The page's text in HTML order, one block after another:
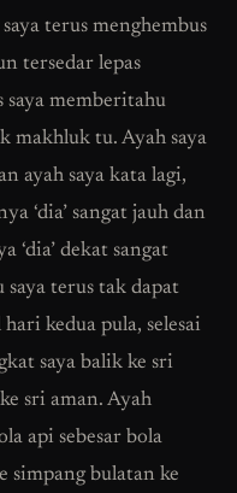
terus menghembus
tersedar lepas
saya memberitahu
makhluk tu. Ayah saya
ayah saya kata lagi,
‘dia’ sangat jauh dan
‘dia’ dekat sangat
terus tak dapat
kedua pula, selesai
saya balik ke sri
sri aman. Ayah
api sebesar bola
simpang bulatan ke